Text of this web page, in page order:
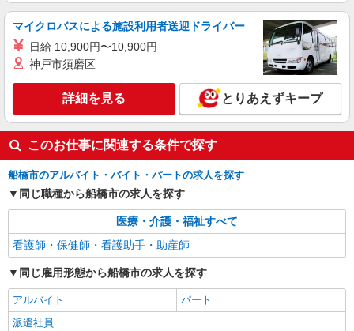
キープ 詳細を見る
アルバイト パート 派遣社員
日研トータルソーシング株式会社 メディカルケア事業部/千葉オフィ
ス【看護助手】
看護助手（ナースエイド）
時給1,350円 ★週払いOK（規定あり） ※給与
幅は経験・能力による
千葉県船橋市 【最寄駅】薬園台駅
キープ
マイクロバスによる施設利用者送迎ドライバー
日給 10,900円〜10,900円
神戸市須磨区
詳細を見る とりあえずキープ
このお仕事に関連する条件で探す
船橋市のアルバイト・バイト・パートの求人を探す
同じ職種から船橋市の求人を探す
医療・介護・福祉すべて
看護師・保健師・看護助手・助産師
同じ雇用形態から船橋市の求人を探す
アルバイト
パート
派遣社員